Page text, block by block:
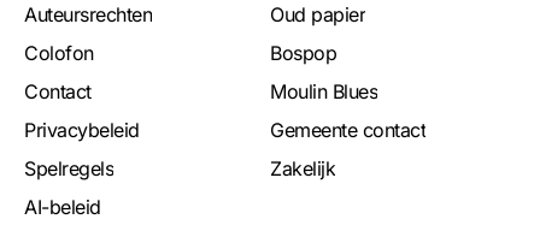
Auteursrechten
Colofon
Contact
Privacybeleid
Spelregels
AI-beleid
Oud papier
Bospop
Moulin Blues
Gemeente contact
Zakelijk